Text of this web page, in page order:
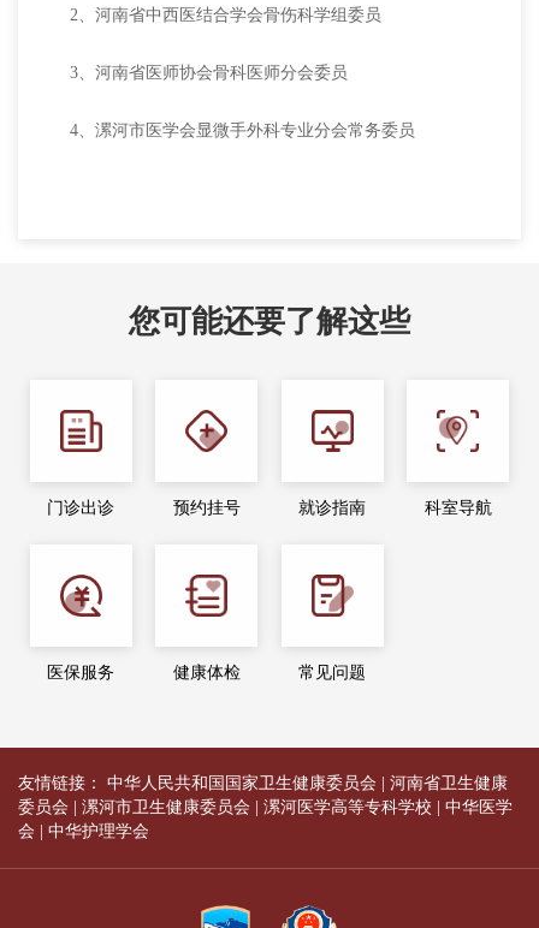
2、河南省中西医结合学会骨伤科学组委员
3、河南省医师协会骨科医师分会委员
4、漯河市医学会显微手外科专业分会常务委员
您可能还要了解这些
门诊出诊 预约挂号 就诊指南 科室导航
医保服务 健康体检 常见问题
友情链接： 中华人民共和国国家卫生健康委员会
河南省卫生健康
委员会
漯河市卫生健康委员会 漯河医学高等专科学校
中华医学
会
中华护理学会